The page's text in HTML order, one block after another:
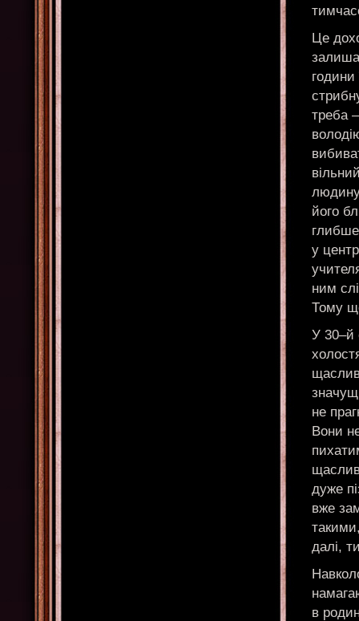
Це
треба
його
у
ним
Тому
У 30–й
не
Вони
дуже
вже
далі,
в